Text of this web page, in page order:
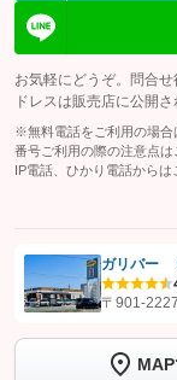
お気軽にどうぞ。問合
ドレスは販売店に公開さ
※無料電話をご利用の場合
番号ご利用の際の注意点は
IP電話、ひかり電話からは
【STEP1】認証画面で
トーク画面で
ガリバー
〒901-